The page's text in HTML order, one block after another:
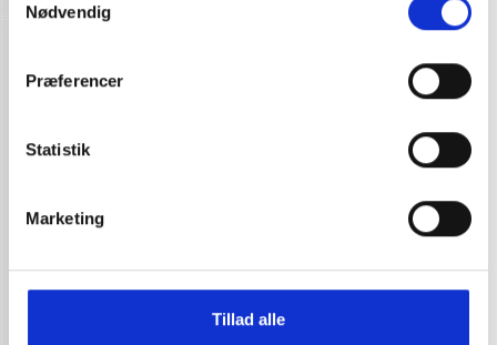
Nødvendig
Præferencer
Statistik
Marketing
Tillad alle